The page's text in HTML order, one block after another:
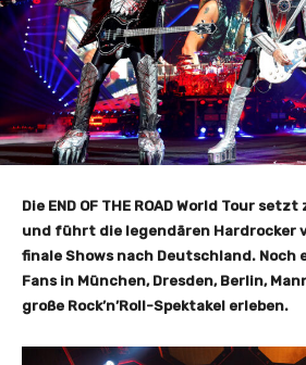
Die END OF THE ROAD World Tour
und führt die legendären Hardrocker
finale Shows nach Deutschland. Noch
Fans in München, Dresden, Berlin,
große Rock’n’Roll-Spektakel erleben.